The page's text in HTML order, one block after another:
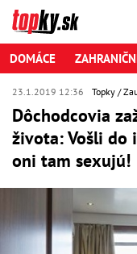
DOMÁCE
23.1.2019 12:36 Topky
Dôchodcovia
života: Vošli do
oni tam sexujú!